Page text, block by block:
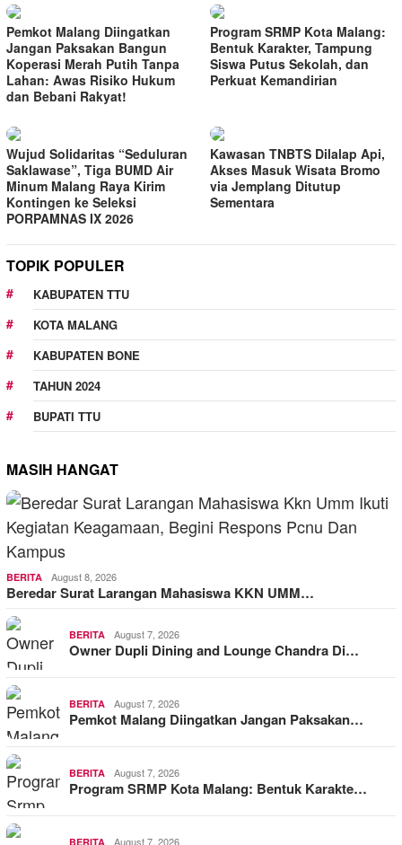
Pemkot Malang Diingatkan
Jangan Paksakan Bangun
Koperasi Merah Putih Tanpa
Lahan: Awas Risiko Hukum
dan Bebani Rakyat!
Program SRMP Kota Malang:
Bentuk Karakter, Tampung
Siswa Putus Sekolah, dan
Perkuat Kemandirian
Wujud Solidaritas “Seduluran
Saklawase”, Tiga BUMD Air
Minum Malang Raya Kirim
Kontingen ke Seleksi
PORPAMNAS IX 2026
Kawasan TNBTS Dilalap Api,
Akses Masuk Wisata Bromo
via Jemplang Ditutup
Sementara
TOPIK POPULER
KABUPATEN TTU
KOTA MALANG
KABUPATEN BONE
TAHUN 2024
BUPATI TTU
MASIH HANGAT
BERITA August 8, 2026
Beredar Surat Larangan Mahasiswa KKN UMM…
BERITA August 7, 2026
Owner Dupli Dining and Lounge Chandra Di…
BERITA August 7, 2026
Pemkot Malang Diingatkan Jangan Paksakan…
BERITA August 7, 2026
Program SRMP Kota Malang: Bentuk Karakte…
BERITA August 7, 2026